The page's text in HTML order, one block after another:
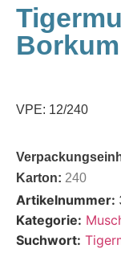
Borkum
VPE: 12/240
Karton: 240
Artikelnummer:
Kategorie:
Suchwort: